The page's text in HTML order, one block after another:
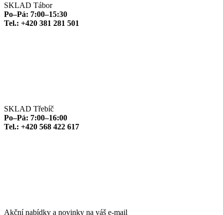
SKLAD Tábor
Po–Pá: 7:00–15:30
Tel.: +420 381 281 501
SKLAD Třebíč
Po–Pá: 7:00–16:00
Tel.: +420 568 422 617
Akční nabídky a novinky na váš e-mail